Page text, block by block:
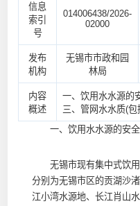
信息
索引
号
014006438/2026-
02000
发布
机构
无锡市市政和园
林局
内容
概述
一、饮用水水源的
三、管网水水质(
一、饮用水水源的安全
无锡市现有集中式饮用
分别为无锡市区的贡湖沙
江小湾水源地、长江肖山